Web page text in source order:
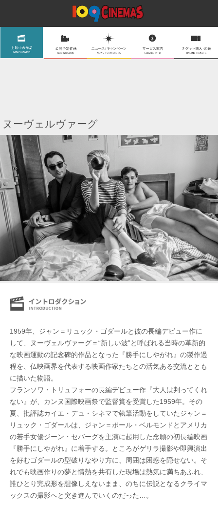
ヌーヴェルヴァーグ
1959年、ジャン＝リュック・ゴダールと彼の長編デビュー作に
して、ヌーヴェルヴァーグ＝“新しい波”と呼ばれる当時の革新的
な映画運動の記念碑的作品となった『勝手にしやがれ』の製作過
程を、仏映画界を代表する映画作家たちとの活気ある交流ととも
に描いた物語。
フランソワ・トリュフォーの長編デビュー作『大人は判ってくれ
ない』が、カンヌ国際映画祭で監督賞を受賞した1959年。その
夏、批評誌カイエ・デュ・シネマで執筆活動をしていたジャン＝
リュック・ゴダールは、ジャン＝ポール・ベルモンドとアメリカ
の若手女優ジーン・セバーグを主演に起用した念願の初長編映画
『勝手にしやがれ』に着手する。ところがゲリラ撮影や即興演出
を好むゴダールの型破りなやり方に、周囲は困惑を隠せない。そ
れでも映画作りの夢と情熱を共有した現場は熱気に満ちあふれ、
誰ひとり完成形を想像しえないまま、のちに伝説となるクライマ
ックスの撮影へと突き進んでいくのだった…。